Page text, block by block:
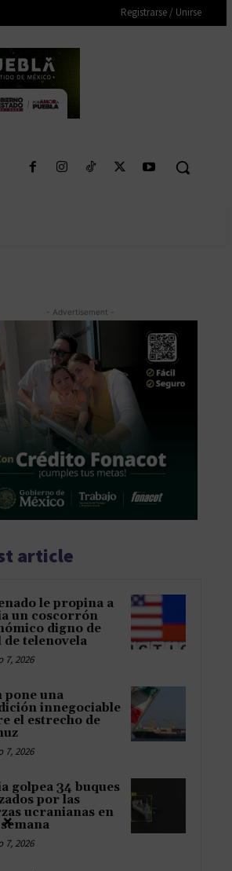
Registrarse / Unirse
- Advertisement -
article
le propina a
un coscorrón
digno de
de telenovela
7, 2026
pone una
innegociable
el estrecho de
7, 2026
golpea 34 buques
por las
ucranianas en
7, 2026
×